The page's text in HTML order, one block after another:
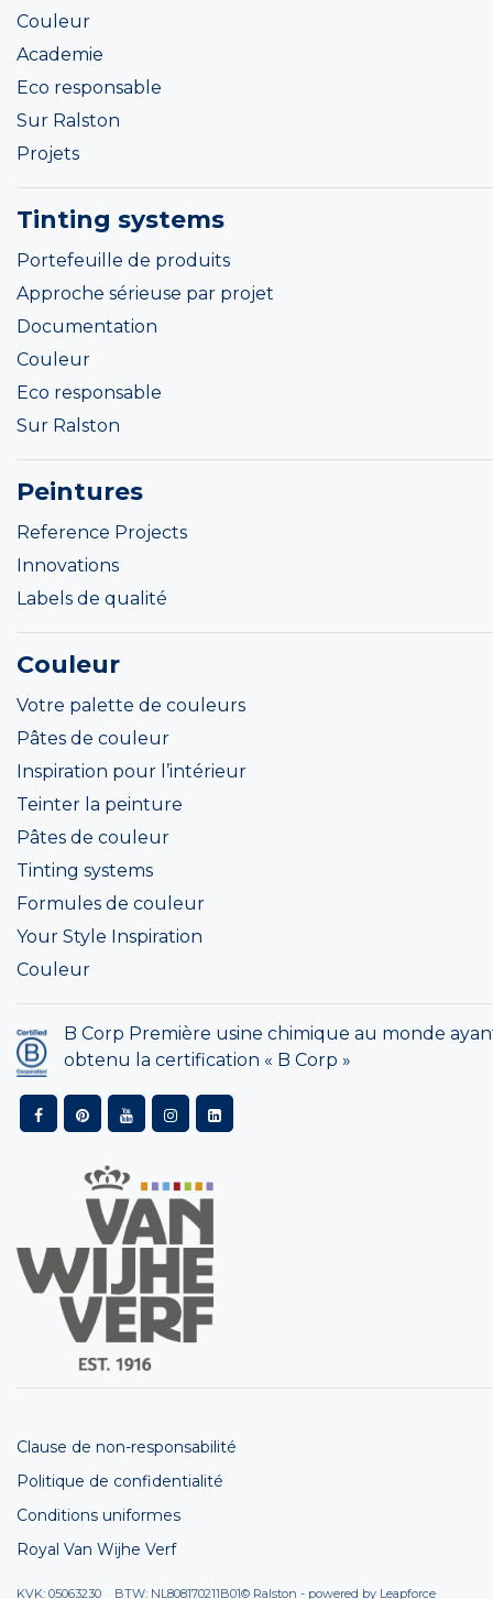
Couleur
Academie
Eco responsable
Sur Ralston
Projets
Tinting systems
Portefeuille de produits
Approche sérieuse par projet
Documentation
Couleur
Eco responsable
Sur Ralston
Peintures
Reference Projects
Innovations
Labels de qualité
Couleur
Votre palette de couleurs
Pâtes de couleur
Inspiration pour l’intérieur
Teinter la peinture
Pâtes de couleur
Tinting systems
Formules de couleur
Your Style Inspiration
Couleur
B Corp Première usine chimique au monde
obtenu la certification « B Corp »
Clause de non-responsabilité
Politique de confidentialité
Conditions uniformes
Royal Van Wijhe Verf
KVK: 05063230 BTW: NL808170211B01© Ralston - powered by Leapforce